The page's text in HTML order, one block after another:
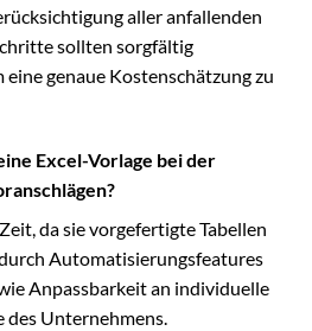
aller anfallenden
sollten sorgfältig
genaue Kostenschätzung zu
Excel-Vorlage bei der
da sie vorgefertigte Tabellen
Automatisierungsfeatures
Anpassbarkeit an individuelle
des Unternehmens.